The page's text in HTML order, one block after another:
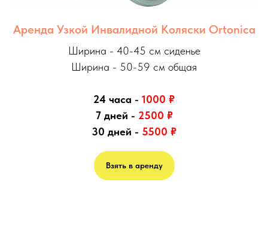
Аренда Узкой Инвалидной Коляски Ortonica
Ширина - 40-45 см сиденье
Ширина - 50-59 см общая
24 часа - 1000 ₽
7 дней - 2500 ₽
30 дней - 5500 ₽
Взять в аренду